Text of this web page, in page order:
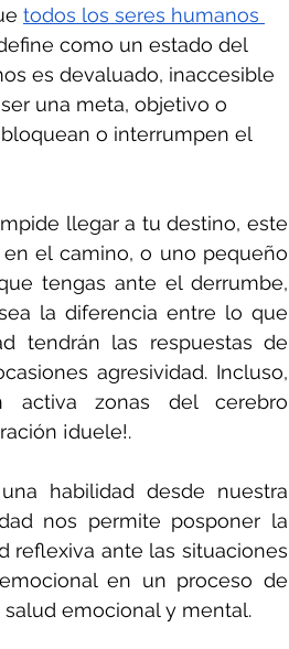
todos los seres humanos
como un estado del
es devaluado, inaccesible
una meta, objetivo o
o interrumpen el
llegar a tu destino, este
el camino, o uno pequeño
tengas ante el derrumbe,
la diferencia entre lo que
tendrán las respuestas de
agresividad. Incluso,
activa zonas del cerebro
¡duele!.
habilidad desde nuestra
nos permite posponer la
reflexiva ante las situaciones
en un proceso de
emocional y mental.